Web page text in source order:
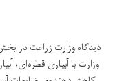
دیدگاه وزارت زراعت در
وزارت با آبیاری قطره‌ای،